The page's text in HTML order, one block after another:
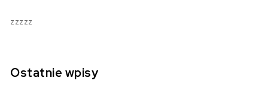
zzzzz
Ostatnie wpisy